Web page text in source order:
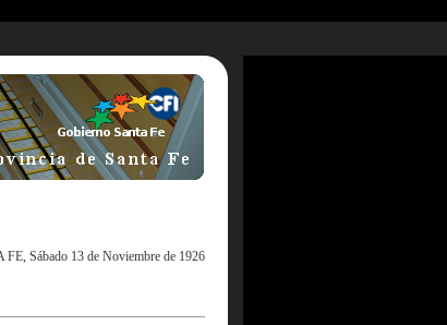
FE, Sábado 13 de Noviembre de 1926